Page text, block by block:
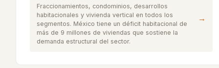
Fraccionamientos, condominios, desarrollos
habitacionales y vivienda vertical en todos los
segmentos. México tiene un déficit habitacional de
más de 9 millones de viviendas que sostiene la
demanda estructural del sector.
→